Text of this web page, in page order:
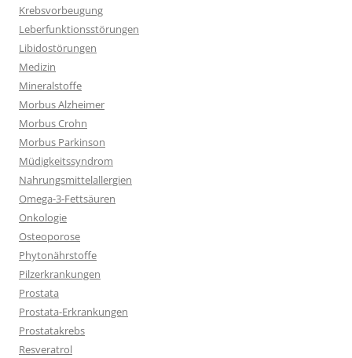
Krebsvorbeugung
Leberfunktionsstörungen
Libidostörungen
Medizin
Mineralstoffe
Morbus Alzheimer
Morbus Crohn
Morbus Parkinson
Müdigkeitssyndrom
Nahrungsmittelallergien
Omega-3-Fettsäuren
Onkologie
Osteoporose
Phytonährstoffe
Pilzerkrankungen
Prostata
Prostata-Erkrankungen
Prostatakrebs
Resveratrol